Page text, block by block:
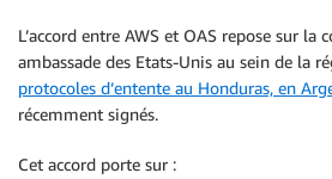
L’accord entre AWS et OAS repose sur
ambassade des Etats-Unis au sein de la
protocoles d’entente au Honduras, en
récemment signés.
Cet accord porte sur :